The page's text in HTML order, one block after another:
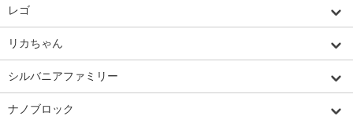
レゴ
リカちゃん
シルバニアファミリー
ナノブロック